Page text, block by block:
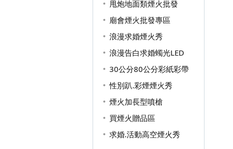
甩炮地面類煙火批發
廟會煙火批發專區
浪漫求婚煙火秀
浪漫告白求婚蠋光LED
30公分80公分彩紙彩帶
性別趴.彩煙煙火秀
煙火加長型噴槍
買煙火贈品區
求婚.活動高空煙火秀